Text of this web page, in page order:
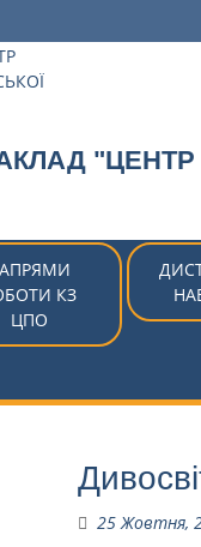
"ЦЕНТР
КЗ
ЦПО
25 Жовтня,